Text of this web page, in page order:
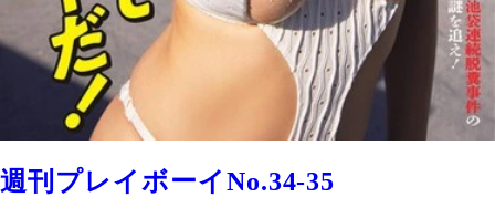
週刊プレイボーイNo.34-35